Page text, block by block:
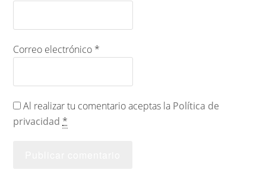
Correo electrónico *
Al realizar tu comentario aceptas la Política de
privacidad *